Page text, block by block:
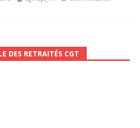
DES RETRAITÉS CGT